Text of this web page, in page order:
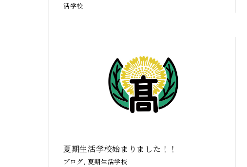
活学校
夏期生活学校始まりました！！
ブログ, 夏期生活学校